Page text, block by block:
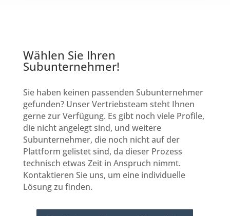
Wählen Sie Ihren
Subunternehmer!
Sie haben keinen passenden Subunternehmer
gefunden? Unser Vertriebsteam steht Ihnen
gerne zur Verfügung. Es gibt noch viele Profile,
die nicht angelegt sind, und weitere
Subunternehmer, die noch nicht auf der
Plattform gelistet sind, da dieser Prozess
technisch etwas Zeit in Anspruch nimmt.
Kontaktieren Sie uns, um eine individuelle
Lösung zu finden.